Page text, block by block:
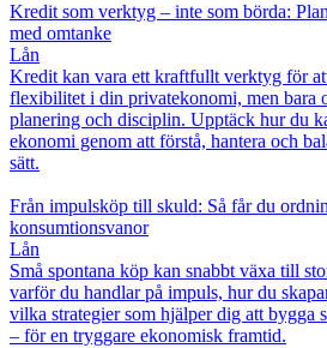
Kredit som verktyg – inte som börda:
med omtanke
Lån
Kredit kan vara ett kraftfullt verktyg för
flexibilitet i din privatekonomi, men bara
planering och disciplin. Upptäck hur du
ekonomi genom att förstå, hantera och
sätt.
Från impulsköp till skuld: Så får du
konsumtionsvanor
Lån
Små spontana köp kan snabbt växa till
varför du handlar på impuls, hur du
vilka strategier som hjälper dig att bygga
– för en tryggare ekonomisk framtid.